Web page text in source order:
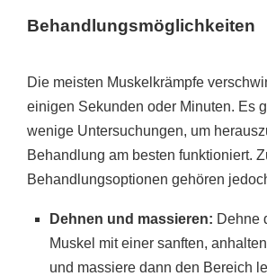
Behandlungsmöglichkeiten
Die meisten Muskelkrämpfe
einigen Sekunden oder Minuten. Es
wenige Untersuchungen, um
Behandlung am besten funktioniert.
Behandlungsoptionen gehören
Dehnen und massieren: Dehne
Muskel mit einer sanften,
und massiere dann den Bereich